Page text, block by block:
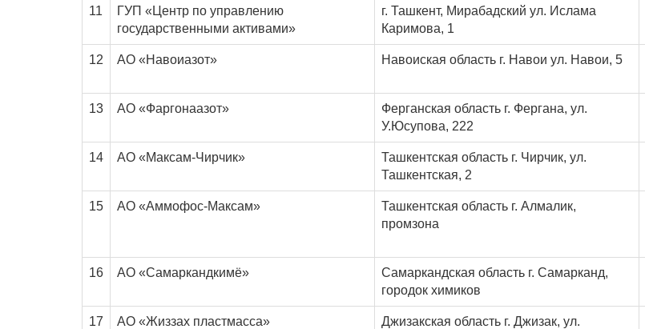
11
ГУП «Центр по управлению
государственными активами»
г. Ташкент, Мирабадский ул. Ислама
Каримова, 1
12 АО «Навоиазот» Навоиская область г. Навои ул. Навои, 5
13 АО «Фаргонаазот»
Ферганская область г. Фергана, ул.
У.Юсупова, 222
14 АО «Максам-Чирчик»
Ташкентская область г. Чирчик, ул.
Ташкентская, 2
15 АО «Аммофос-Максам»
Ташкентская область г. Алмалик,
промзона
16 АО «Самаркандкимё»
Самаркандская область г. Самарканд,
городок химиков
17 АО «Жиззах пластмасса»
Джизакская область г. Джизак, ул.